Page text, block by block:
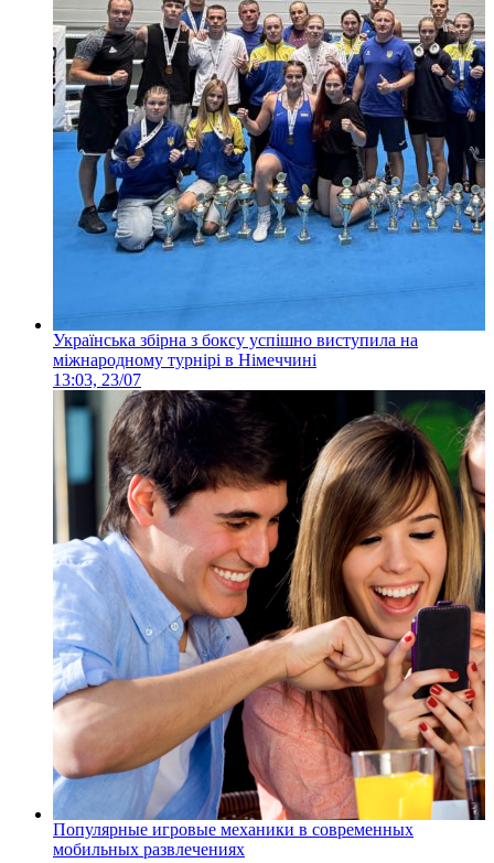
Українська збірна з боксу успішно виступила на
міжнародному турнірі в Німеччині
13:03, 23/07
Популярные игровые механики в современных
мобильных развлечениях